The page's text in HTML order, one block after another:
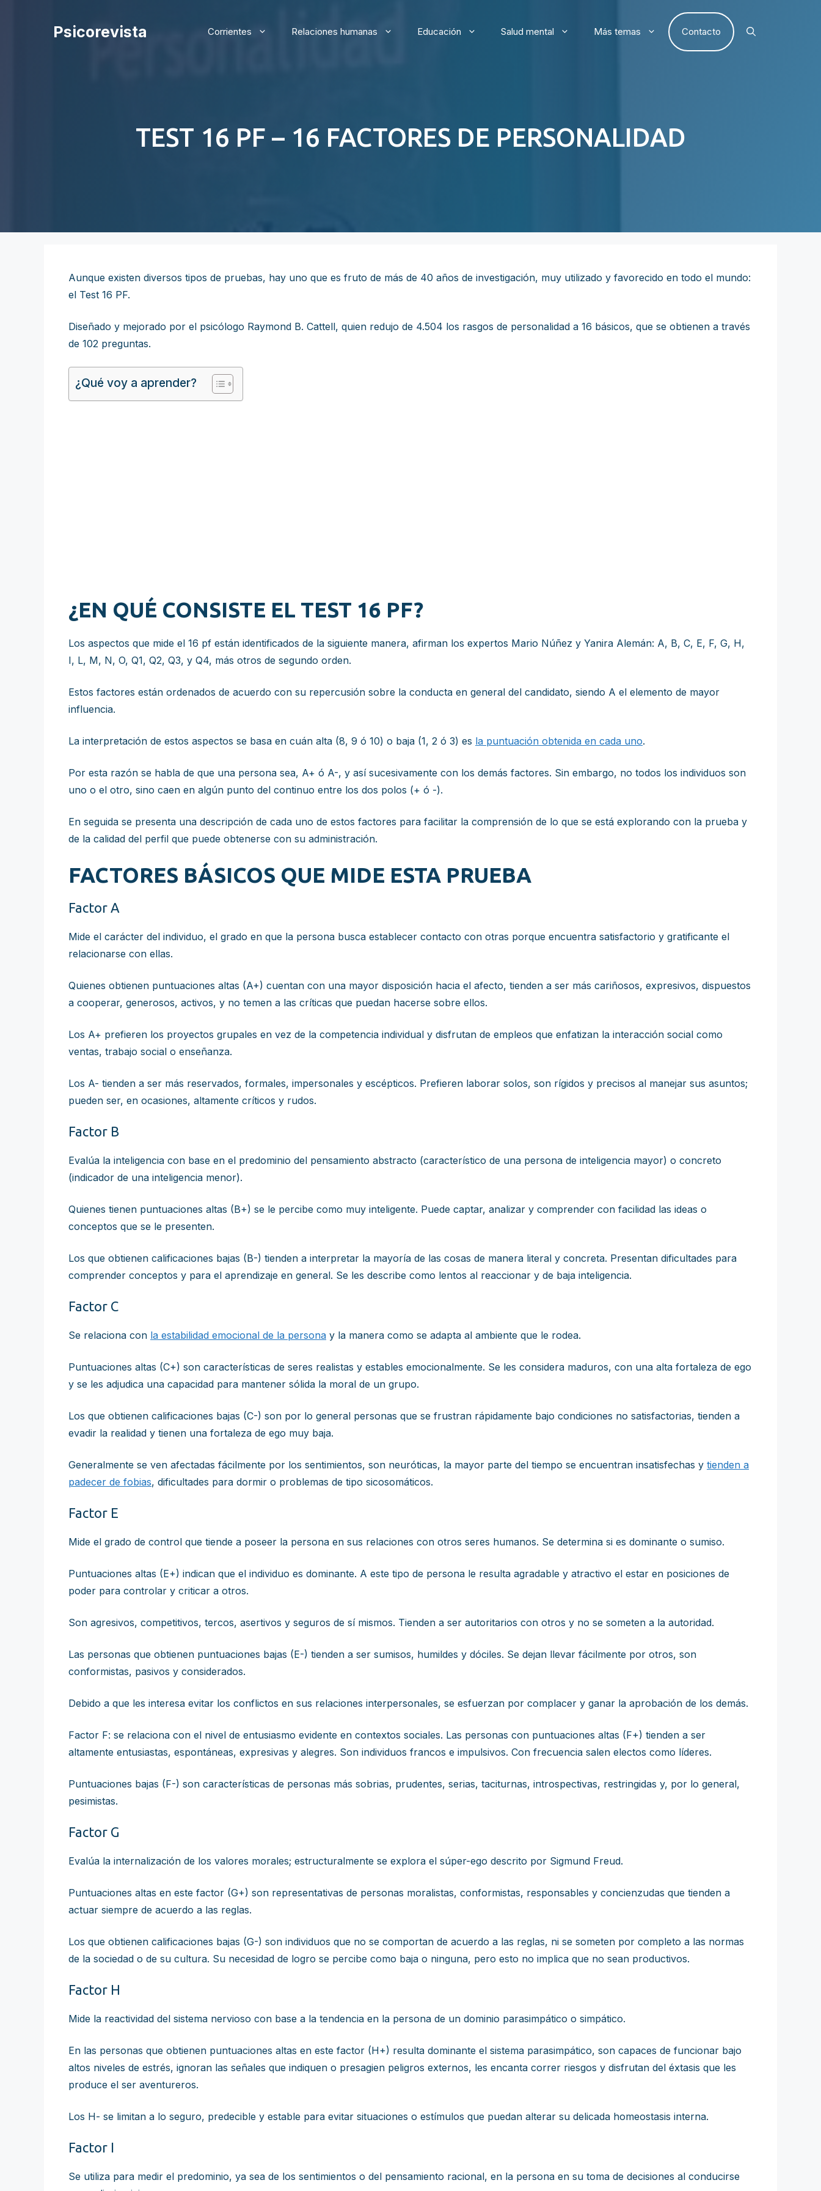
Psicorevista Corrientes Relaciones humanas Educación Salud mental Más temas Contacto
TEST 16 PF – 16 FACTORES DE PERSONALIDAD
Aunque existen diversos tipos de pruebas, hay uno que es fruto de más de 40 años de investigación, muy utilizado y favorecido en todo el mundo:
el Test 16 PF.
Diseñado y mejorado por el psicólogo Raymond B. Cattell, quien redujo de 4.504 los rasgos de personalidad a 16 básicos, que se obtienen a través
de 102 preguntas.
¿Qué voy a aprender?
¿EN QUÉ CONSISTE EL TEST 16 PF?
Los aspectos que mide el 16 pf están identificados de la siguiente manera, afirman los expertos Mario Núñez y Yanira Alemán: A, B, C, E, F, G, H,
I, L, M, N, O, Q1, Q2, Q3, y Q4, más otros de segundo orden.
Estos factores están ordenados de acuerdo con su repercusión sobre la conducta en general del candidato, siendo A el elemento de mayor
influencia.
La interpretación de estos aspectos se basa en cuán alta (8, 9 ó 10) o baja (1, 2 ó 3) es la puntuación obtenida en cada uno.
Por esta razón se habla de que una persona sea, A+ ó A-, y así sucesivamente con los demás factores. Sin embargo, no todos los individuos son
uno o el otro, sino caen en algún punto del continuo entre los dos polos (+ ó -).
En seguida se presenta una descripción de cada uno de estos factores para facilitar la comprensión de lo que se está explorando con la prueba y
de la calidad del perfil que puede obtenerse con su administración.
FACTORES BÁSICOS QUE MIDE ESTA PRUEBA
Factor A
Mide el carácter del individuo, el grado en que la persona busca establecer contacto con otras porque encuentra satisfactorio y gratificante el
relacionarse con ellas.
Quienes obtienen puntuaciones altas (A+) cuentan con una mayor disposición hacia el afecto, tienden a ser más cariñosos, expresivos, dispuestos
a cooperar, generosos, activos, y no temen a las críticas que puedan hacerse sobre ellos.
Los A+ prefieren los proyectos grupales en vez de la competencia individual y disfrutan de empleos que enfatizan la interacción social como
ventas, trabajo social o enseñanza.
Los A- tienden a ser más reservados, formales, impersonales y escépticos. Prefieren laborar solos, son rígidos y precisos al manejar sus asuntos;
pueden ser, en ocasiones, altamente críticos y rudos.
Factor B
Evalúa la inteligencia con base en el predominio del pensamiento abstracto (característico de una persona de inteligencia mayor) o concreto
(indicador de una inteligencia menor).
Quienes tienen puntuaciones altas (B+) se le percibe como muy inteligente. Puede captar, analizar y comprender con facilidad las ideas o
conceptos que se le presenten.
Los que obtienen calificaciones bajas (B-) tienden a interpretar la mayoría de las cosas de manera literal y concreta. Presentan dificultades para
comprender conceptos y para el aprendizaje en general. Se les describe como lentos al reaccionar y de baja inteligencia.
Factor C
Se relaciona con la estabilidad emocional de la persona y la manera como se adapta al ambiente que le rodea.
Puntuaciones altas (C+) son características de seres realistas y estables emocionalmente. Se les considera maduros, con una alta fortaleza de ego
y se les adjudica una capacidad para mantener sólida la moral de un grupo.
Los que obtienen calificaciones bajas (C-) son por lo general personas que se frustran rápidamente bajo condiciones no satisfactorias, tienden a
evadir la realidad y tienen una fortaleza de ego muy baja.
Generalmente se ven afectadas fácilmente por los sentimientos, son neuróticas, la mayor parte del tiempo se encuentran insatisfechas y tienden a
padecer de fobias, dificultades para dormir o problemas de tipo sicosomáticos.
Factor E
Mide el grado de control que tiende a poseer la persona en sus relaciones con otros seres humanos. Se determina si es dominante o sumiso.
Puntuaciones altas (E+) indican que el individuo es dominante. A este tipo de persona le resulta agradable y atractivo el estar en posiciones de
poder para controlar y criticar a otros.
Son agresivos, competitivos, tercos, asertivos y seguros de sí mismos. Tienden a ser autoritarios con otros y no se someten a la autoridad.
Las personas que obtienen puntuaciones bajas (E-) tienden a ser sumisos, humildes y dóciles. Se dejan llevar fácilmente por otros, son
conformistas, pasivos y considerados.
Debido a que les interesa evitar los conflictos en sus relaciones interpersonales, se esfuerzan por complacer y ganar la aprobación de los demás.
Factor F: se relaciona con el nivel de entusiasmo evidente en contextos sociales. Las personas con puntuaciones altas (F+) tienden a ser
altamente entusiastas, espontáneas, expresivas y alegres. Son individuos francos e impulsivos. Con frecuencia salen electos como líderes.
Puntuaciones bajas (F-) son características de personas más sobrias, prudentes, serias, taciturnas, introspectivas, restringidas y, por lo general,
pesimistas.
Factor G
Evalúa la internalización de los valores morales; estructuralmente se explora el súper-ego descrito por Sigmund Freud.
Puntuaciones altas en este factor (G+) son representativas de personas moralistas, conformistas, responsables y concienzudas que tienden a
actuar siempre de acuerdo a las reglas.
Los que obtienen calificaciones bajas (G-) son individuos que no se comportan de acuerdo a las reglas, ni se someten por completo a las normas
de la sociedad o de su cultura. Su necesidad de logro se percibe como baja o ninguna, pero esto no implica que no sean productivos.
Factor H
Mide la reactividad del sistema nervioso con base a la tendencia en la persona de un dominio parasimpático o simpático.
En las personas que obtienen puntuaciones altas en este factor (H+) resulta dominante el sistema parasimpático, son capaces de funcionar bajo
altos niveles de estrés, ignoran las señales que indiquen o presagien peligros externos, les encanta correr riesgos y disfrutan del éxtasis que les
produce el ser aventureros.
Los H- se limitan a lo seguro, predecible y estable para evitar situaciones o estímulos que puedan alterar su delicada homeostasis interna.
Factor I
Se utiliza para medir el predominio, ya sea de los sentimientos o del pensamiento racional, en la persona en su toma de decisiones al conducirse